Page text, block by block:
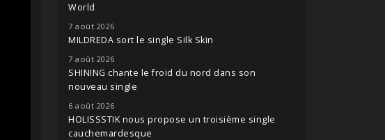
World
7 août 2026
MILDREDA sort le single Silk Skin
7 août 2026
SHINING chante le froid du nord dans son
nouveau single
6 août 2026
HOLISSSTIK nous propose un troisième single
cauchemardesque